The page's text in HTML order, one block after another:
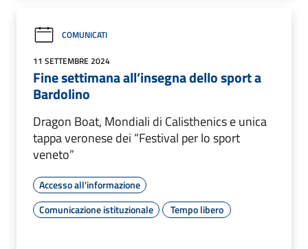
COMUNICATI
11 SETTEMBRE 2024
Fine settimana all’insegna dello sport a
Bardolino
Dragon Boat, Mondiali di Calisthenics e unica
tappa veronese dei “Festival per lo sport
veneto”
Accesso all'informazione
Comunicazione istituzionale
Tempo libero